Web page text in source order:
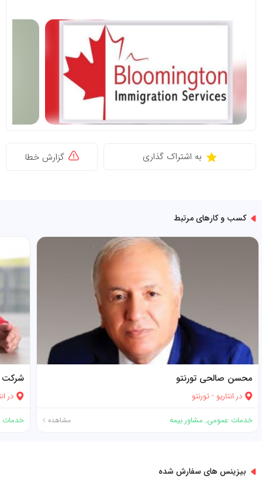
به اشتراک گذاری گزارش خطا
کسب و کارهای مرتبط
محسن صالحی تورنتو
در انتاریو -تورنتو
خدمات عمومی, مشاور بیمه مشاهده
شرکت
در
بیزینس های سفارش شده